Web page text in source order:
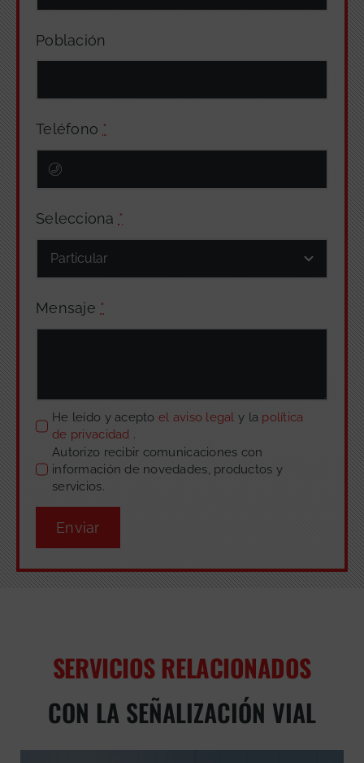
Población
Teléfono *
Selecciona *
Mensaje *
He leído y acepto el aviso legaly la política
de privacidad .
Autorizo recibir comunicaciones con
información de novedades, productos y
servicios.
Enviar
SERVICIOS RELACIONADOS
CON LA SEÑALIZACIÓN VIAL